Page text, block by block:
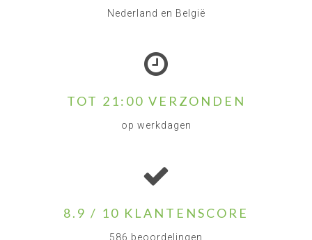
Nederland en België
TOT 21:00 VERZONDEN
op werkdagen
8.9 / 10 KLANTENSCORE
586 beoordelingen